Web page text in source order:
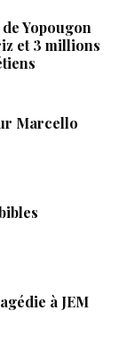
Yopougon
et 3 millions
Marcello
à JEM